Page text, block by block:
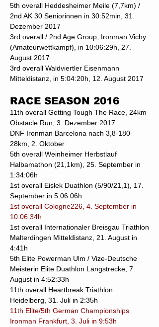
5th overall Heddesheimer Meile (7,7km) /
2nd AK 30 Seniorinnen in 30:52min, 31.
Dezember 2017
3rd overall / 2nd Age Group, Ironman Vichy
(Amateurwettkampf), in 10:06:29h, 27.
August 2017
3rd overall Waldviertler Eisenmann
Mitteldistanz, in 5:04:20h, 12. August 2017
RACE SEASON 2016
11th overall Getting Tough The Race, 24km
Obstacle Run, 3. Dezember 2017
DNF Ironman Barcelona nach 3,8-180-
28km, 2. Oktober
5th overall Weinheimer Herbstlauf
Halbamathon (21,1km), 25. September in
1:34:06h
1st overall Eislek Duathlon (5/90/21,1), 17.
September in 5:06:06h
1st overall Cologne226, 4. September in
10:06:34h
1st overall Internationaler Breisgau Triathlon
Malterdingen Mitteldistanz, 21. August in
4:41h
5th Elite Powerman Ulm / Vize-Deutsche
Meisterin Elite Duathlon Langstrecke, 7.
August in 4:52:33h
11th overall Heartbreak Triathlon
Heidelberg, 31. Juli in 2:35h
11th Elite/5th German Championships
Ironman Frankfurt, 3. Juli in 9:53h